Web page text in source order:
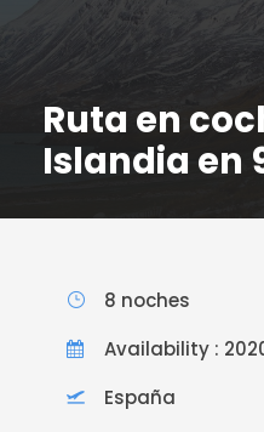
Ruta en
Islandia en
8 noches
Availability :
España